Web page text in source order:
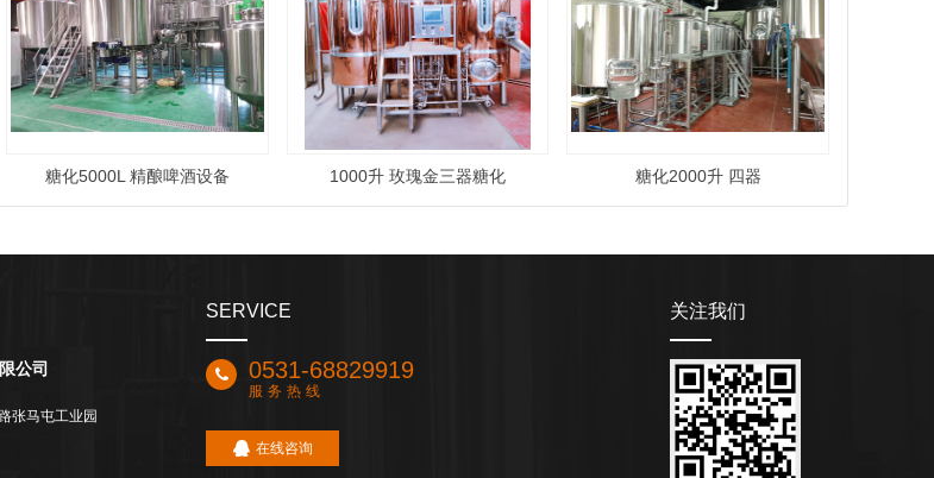
糖化5000L 精酿啤酒设备 1000升 玫瑰金三器糖化 糖化2000升 四器
公司
张马屯工业园
SERVICE
0531-68829919
服务热线
在线咨询
关注我们